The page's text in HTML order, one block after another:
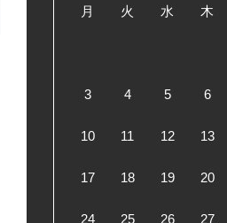
月 火 水 木
3 4 5 6
10 11 12 13
17 18 19 20
24 25 26 27